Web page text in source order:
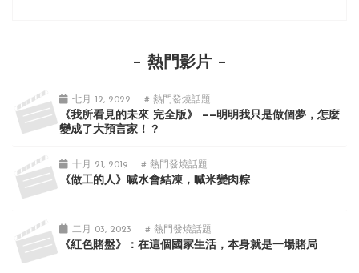
熱門影片
七月 12, 2022 # 熱門發燒話題
《我所看見的未來 完全版》 ——明明我只是做個夢，怎麼
變成了大預言家！？
十月 21, 2019 # 熱門發燒話題
《做工的人》喊水會結凍，喊米變肉粽
二月 03, 2023 # 熱門發燒話題
《紅色賭盤》：在這個國家生活，本身就是一場賭局